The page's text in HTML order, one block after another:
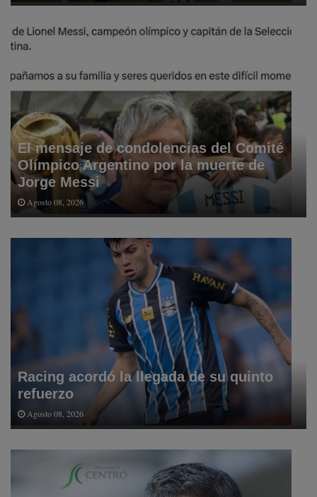
El mensaje de condolencias del Comité
Olímpico Argentino por la muerte de
Jorge Messi
Agosto 08, 2026
Racing acordó la llegada de su quinto
refuerzo
Agosto 08, 2026